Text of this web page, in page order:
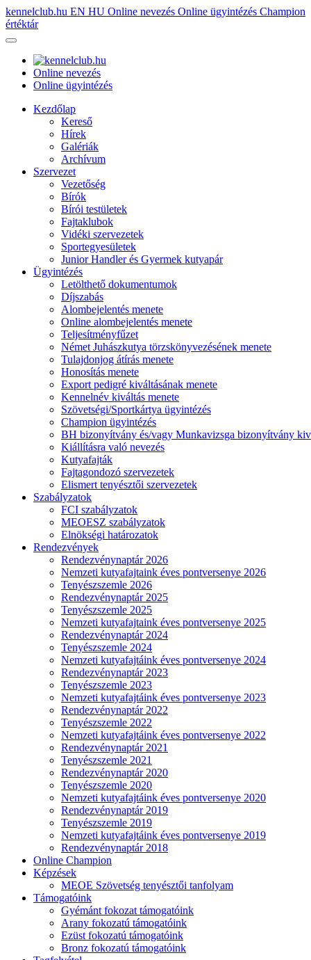
kennelclub.hu EN HU Online nevezés Online ügyintézés Champion
értéktár
Online nevezés
Online ügyintézés
Kezdőlap
Kereső
Hírek
Galériák
Archívum
Szervezet
Vezetőség
Bírók
Bírói testületek
Fajtaklubok
Vidéki szervezetek
Sportegyesületek
Junior Handler és Gyermek kutyapár
Ügyintézés
Letölthető dokumentumok
Díjszabás
Alombejelentés menete
Online alombejelentés menete
Teljesítményfűzet
Német Juhászkutya törzskönyvezésének menete
Tulajdonjog átírás menete
Honosítás menete
Export pedigré kiváltásának menete
Kennelnév kiváltás menete
Szövetségi/Sportkártya ügyintézés
Champion ügyintézés
BH bizonyítvány és/vagy Munkavizsga bizonyítvány
Kiállításra való nevezés
Kutyafajták
Fajtagondozó szervezetek
Elismert tenyésztői szervezetek
Szabályzatok
FCI szabályzatok
MEOESZ szabályzatok
Elnökségi határozatok
Rendezvények
Rendezvénynaptár 2026
Nemzeti kutyafajtaink éves pontversenye 2026
Tenyészszemle 2026
Rendezvénynaptár 2025
Tenyészszemle 2025
Nemzeti kutyafajtaink éves pontversenye 2025
Rendezvénynaptár 2024
Tenyészszemle 2024
Nemzeti kutyafajtáink éves pontversenye 2024
Rendezvénynaptár 2023
Tenyészszemle 2023
Nemzeti kutyafajtáink éves pontversenye 2023
Rendezvénynaptár 2022
Tenyészszemle 2022
Nemzeti kutyafajtáink éves pontversenye 2022
Rendezvénynaptár 2021
Tenyészszemle 2021
Rendezvénynaptár 2020
Tenyészszemle 2020
Nemzeti kutyafajtáink éves pontversenye 2020
Rendezvénynaptár 2019
Tenyészszemle 2019
Nemzeti kutyafajtáink éves pontversenye 2019
Rendezvénynaptár 2018
Online Champion
Képzések
MEOE Szövetség tenyésztői tanfolyam
Támogatóink
Gyémánt fokozat támogatóink
Arany fokozatú támogatóink
Ezüst fokozatú támogatóink
Bronz fokozatú támogatóink